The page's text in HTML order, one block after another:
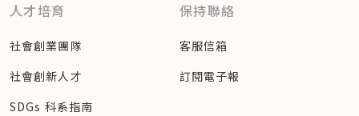
人才培育
社會創業團隊
社會創新人才
SDGs 科系指南
保持聯絡
客服信箱
訂閱電子報